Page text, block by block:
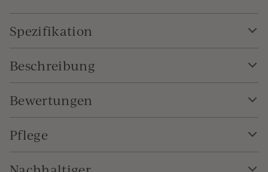
Spezifikation
Beschreibung
Bewertungen
Pflege